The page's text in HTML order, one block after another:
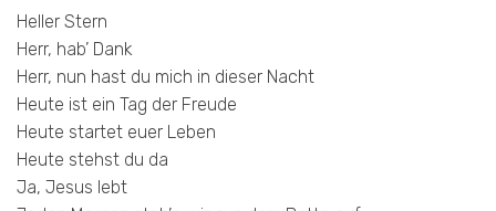
Heller Stern
Herr, hab’ Dank
Herr, nun hast du mich in dieser Nacht
Heute ist ein Tag der Freude
Heute startet euer Leben
Heute stehst du da
Ja, Jesus lebt